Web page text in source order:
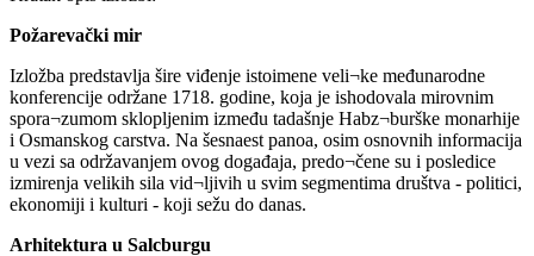
Požarevački mir
Izložba predstavlja šire viđenje istoimene veli¬ke međunarodne
konferencije održane 1718. godine, koja je ishodovala mirovnim
spora¬zumom sklopljenim između tadašnje Habz¬burške monarhije
i Osmanskog carstva. Na šesnaest panoa, osim osnovnih informacija
u vezi sa održavanjem ovog događaja, predo¬čene su i posledice
izmirenja velikih sila vid¬ljivih u svim segmentima društva - politici,
ekonomiji i kulturi - koji sežu do danas.
Arhitektura u Salcburgu